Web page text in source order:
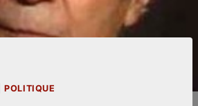
POLITIQUE